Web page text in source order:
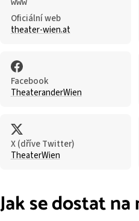
Oficiální web
theater-wien.at
Facebook
TheateranderWien
X (dříve Twitter)
TheaterWien
Jak se dostat